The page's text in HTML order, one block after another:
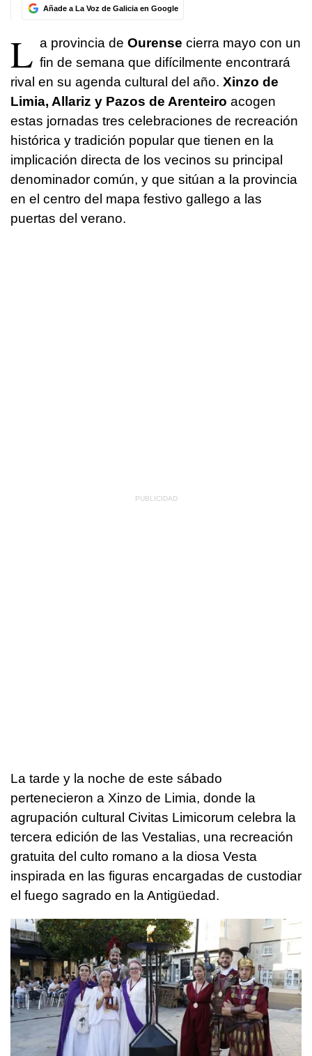
Añade a La Voz de Galicia en Google
L a provincia de Ourense cierra mayo con un
fin de semana que difícilmente encontrará
rival en su agenda cultural del año. Xinzo de
Limia, Allariz y Pazos de Arenteiro acogen
estas jornadas tres celebraciones de recreación
histórica y tradición popular que tienen en la
implicación directa de los vecinos su principal
denominador común, y que sitúan a la provincia
en el centro del mapa festivo gallego a las
puertas del verano.
La tarde y la noche de este sábado
pertenecieron a Xinzo de Limia, donde la
agrupación cultural Civitas Limicorum celebra la
tercera edición de las Vestalias, una recreación
gratuita del culto romano a la diosa Vesta
inspirada en las figuras encargadas de custodiar
el fuego sagrado en la Antigüedad.